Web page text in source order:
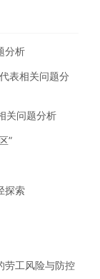
分析
表相关问题分
关问题分析
”
探索
劳工风险与防控